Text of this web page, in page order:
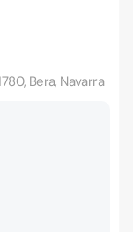
Bera, Navarra